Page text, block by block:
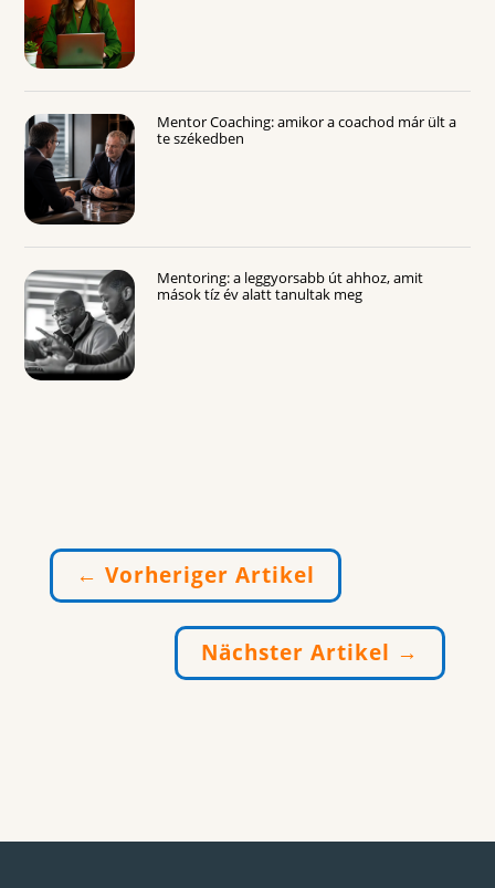
Mentor Coaching: amikor a coachod már ült a
te székedben
Mentoring: a leggyorsabb út ahhoz, amit
mások tíz év alatt tanultak meg
← Vorheriger Artikel
Nächster Artikel →